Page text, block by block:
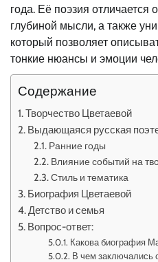
года. Её поэзия отличается
глубиной мысли, а также
который позволяет
тонкие нюансы и эмоции
Содержание
Творчество Цветаевой
Выдающаяся русская
Ранние годы
Влияние событий на
Стиль и тематика
Биография Цветаевой
Детство и семья
Вопрос-ответ:
Какова биография
В чем заключались